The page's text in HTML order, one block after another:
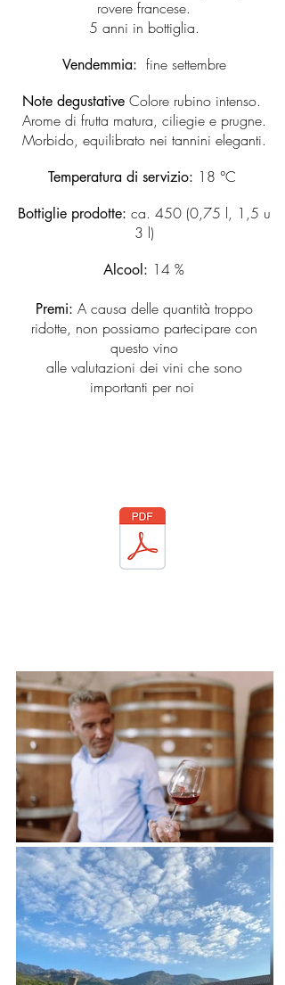
rovere francese.
5 anni in bottiglia.
Vendemmia: fine settembre
Note degustative Colore rubino intenso.
Arome di frutta matura, ciliegie e prugne.
Morbido, equilibrato nei tannini eleganti.
Temperatura di servizio: 18 °C
Bottiglie prodotte: ca. 450 (0,75 l, 1,5 u
3 l)
Alcool: 14 %
Premi: A causa delle quantità troppo
ridotte, non possiamo partecipare con
questo vino
alle valutazioni dei vini che sono
importanti per noi